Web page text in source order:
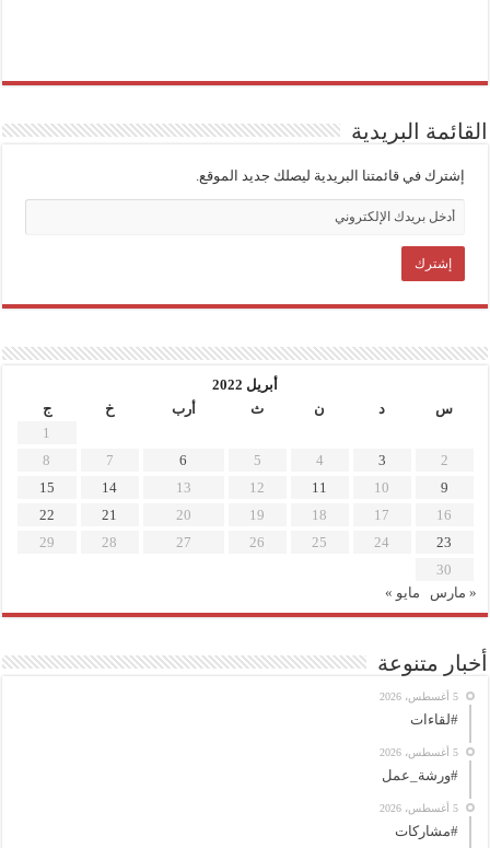
القائمة البريدية
إشترك في قائمتنا البريدية ليصلك جديد الموقع.
أبريل 2022
س
د ن ث أرب خ
ج
1
2
3
4
5
6
7
8
9
10
11
12
13
14
15
16
17
18
19
20
21
22
23
24
25
26
27
28
29
30
« مارس
مايو »
أخبار متنوعة
5 أغسطس، 2026
#لقاءات
5 أغسطس، 2026
#ورشة_عمل
5 أغسطس، 2026
#مشاركات